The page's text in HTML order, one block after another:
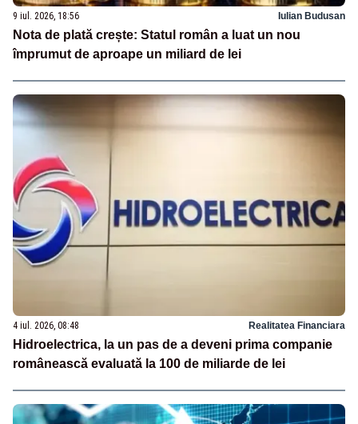
9 iul. 2026, 18:56 Iulian Budusan
Nota de plată crește: Statul român a luat un nou
împrumut de aproape un miliard de lei
4 iul. 2026, 08:48 Realitatea Financiara
Hidroelectrica, la un pas de a deveni prima companie
românească evaluată la 100 de miliarde de lei